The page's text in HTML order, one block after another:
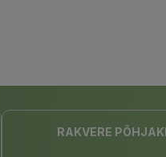
RAKVERE